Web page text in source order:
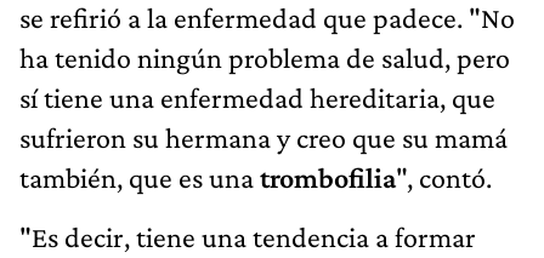
se refirió a la enfermedad que padece. "No
ha tenido ningún problema de salud, pero
sí tiene una enfermedad hereditaria, que
sufrieron su hermana y creo que su mamá
también, que es unatrombofilia", contó.
"Es decir, tiene una tendencia a formar